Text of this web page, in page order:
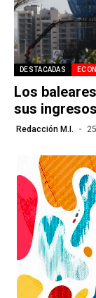
DESTACADAS
Los
sus
Redacción M.I.